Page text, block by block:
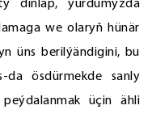
diňläp, ýurdumyzda
we olaryň hünär
üns berilýändigini, bu
da ösdürmekde sanly
üçin ähli